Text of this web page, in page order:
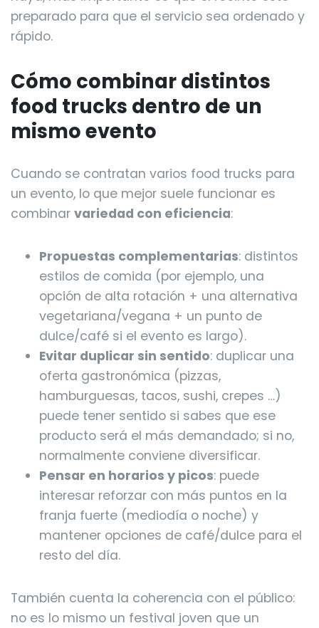
preparado para que el servicio sea ordenado y
rápido.
Cómo combinar distintos
food trucks dentro de un
mismo evento
Cuando se contratan varios food trucks para
un evento, lo que mejor suele funcionar es
combinar variedad con eficiencia:
Propuestas complementarias: distintos
estilos de comida (por ejemplo, una
opción de alta rotación + una alternativa
vegetariana/vegana + un punto de
dulce/café si el evento es largo).
Evitar duplicar sin sentido: duplicar una
oferta gastronómica (pizzas,
hamburguesas, tacos, sushi, crepes …)
puede tener sentido si sabes que ese
producto será el más demandado; si no,
normalmente conviene diversificar.
Pensar en horarios y picos: puede
interesar reforzar con más puntos en la
franja fuerte (mediodía o noche) y
mantener opciones de café/dulce para el
resto del día.
También cuenta la coherencia con el público:
no es lo mismo un festival joven que un